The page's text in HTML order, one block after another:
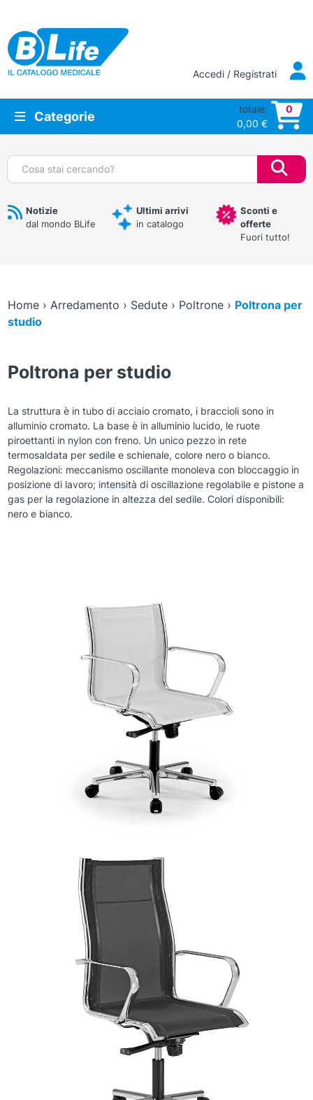
Vai al contenuto principale
Accedi / Registrati
Categorie
totale:
0,00 €
0
Cerca:
Notizie
dal mondo BLife
Ultimi arrivi
in catalogo
Sconti e
offerte
Fuori tutto!
Home› Arredamento › Sedute› Poltrone› Poltrona per
studio
Poltrona per studio
La struttura è in tubo di acciaio cromato, i braccioli sono in
alluminio cromato. La base è in alluminio lucido, le ruote
piroettanti in nylon con freno. Un unico pezzo in rete
termosaldata per sedile e schienale, colore nero o bianco.
Regolazioni: meccanismo oscillante monoleva con bloccaggio in
posizione di lavoro; intensità di oscillazione regolabile e pistone a
gas per la regolazione in altezza del sedile. Colori disponibili:
nero e bianco.